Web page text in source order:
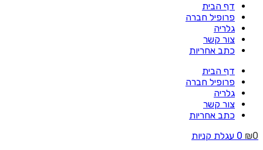
דף הבית
פרופיל חברה
גלריה
צור קשר
כתב אחריות
דף הבית
פרופיל חברה
גלריה
צור קשר
כתב אחריות
₪0
0 עגלת קניות